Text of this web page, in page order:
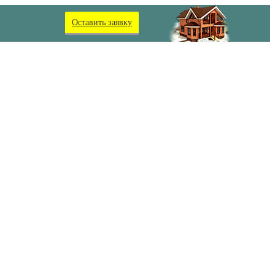
Оставить заявку